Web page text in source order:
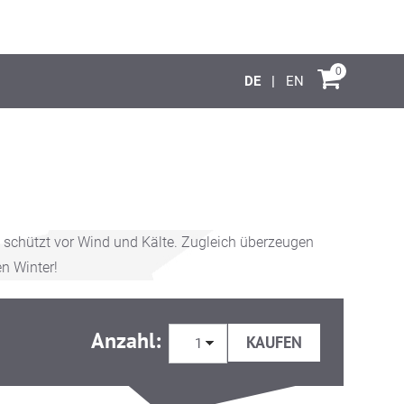
DE EN
0
vor Wind und Kälte. Zugleich überzeugen
Winter!
Anzahl: